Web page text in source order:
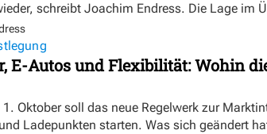
schreibt Joachim Endress. Die Lage im
E-Autos und Flexibilität: Wohin
1. Oktober soll das neue Regelwerk zur
Ladepunkten starten. Was sich geändert